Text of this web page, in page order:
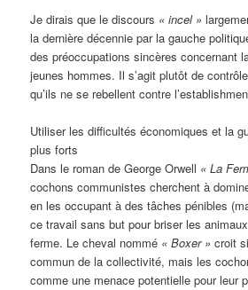
Je dirais que le discours « incel »
la dernière décennie par la gauche
des préoccupations sincères concernant
jeunes hommes. Il s’agit plutôt de
qu’ils ne se rebellent contre
Utiliser les difficultés économiques et la
plus forts
Dans le roman de George Orwell « La
cochons communistes cherchent à
en les occupant à des tâches pénibles
ce travail sans but pour briser les
ferme. Le cheval nommé « Boxer » croit
commun de la collectivité, mais les
comme une menace potentielle pour leur